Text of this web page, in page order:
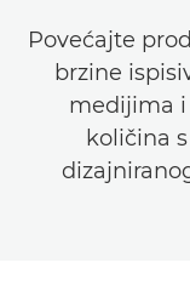
Povećajte
brzine
medijima i
količina